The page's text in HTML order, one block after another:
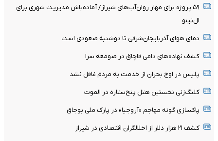
۵۹ پروژه برای مهار روان‌آب‌های شیراز/ آماده‌باش مدیریت شهری برای
ال‌نینو
دمای هوای آذربایجان‌شرقی تا دوشنبه صعودی است
کشف نهاده‌های دامی قاچاق در صومعه سرا
پلیس در اوج بحران از خدمت به مردم غافل نشد
کلنگ‌زنی نخستین هتل پنج‌ستاره در الموت
پاکسازی گونه مهاجم «آروجیا» در پارک ملی بوجاق
کشف ۲۱ هزار دلار از اخلالگران اقتصادی در شیراز